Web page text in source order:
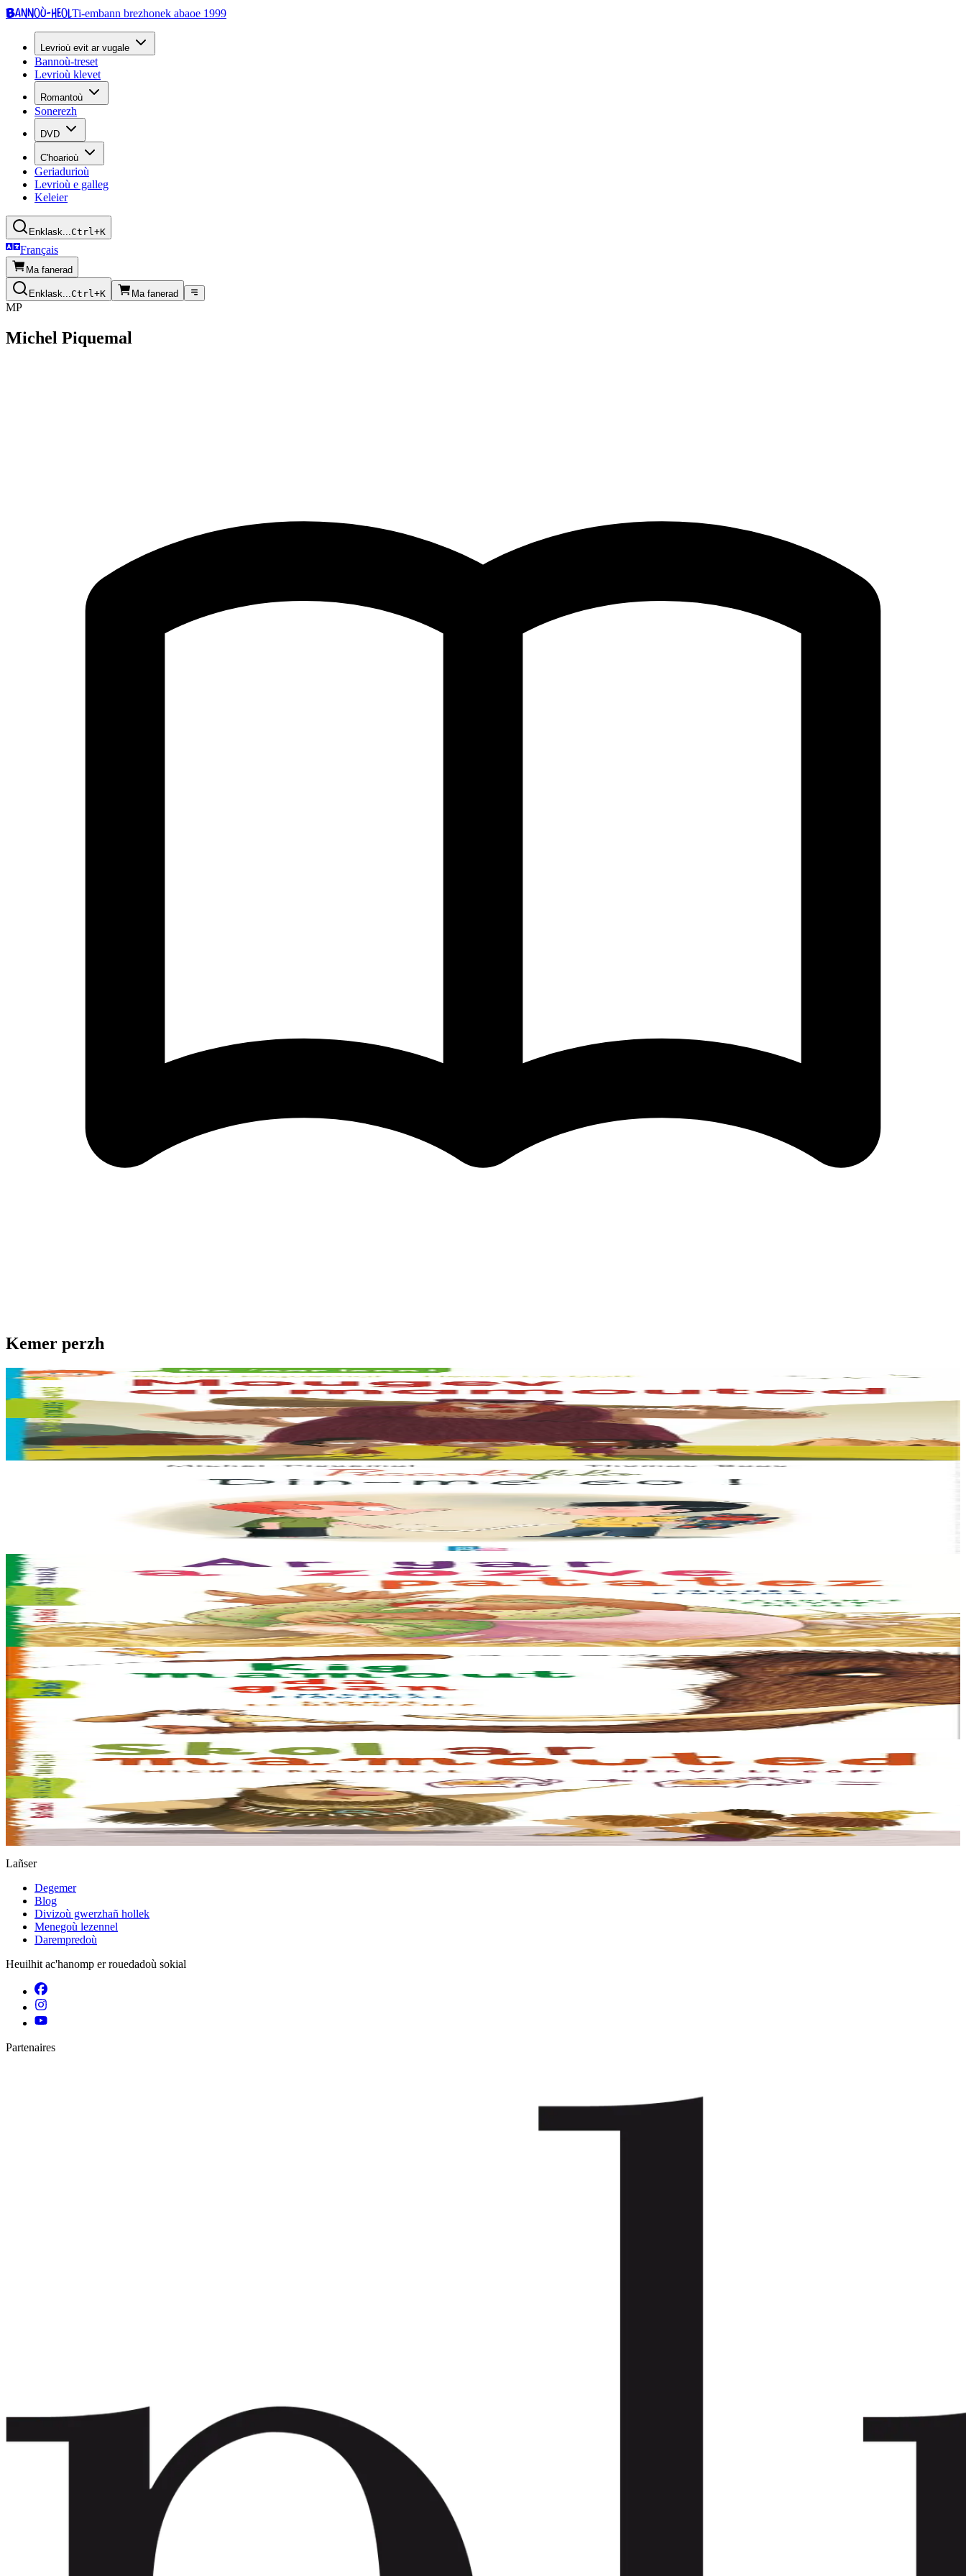
Bannoù-heolTi-embann brezhonek abaoe 1999
Levrioù evit ar vugale
Bannoù-treset
Levrioù klevet
Romantoù
Sonerezh
DVD
C'hoarioù
Geriadurioù
Levrioù e galleg
Keleier
Enklask...Ctrl+K
Français
Ma fanerad
Enklask...Ctrl+K Ma fanerad
MP
Michel Piquemal
Kemer perzh
6 vloaz hag ouzhpenn
Mougev ar mamouted
Abaoe m’eo erruet Ugur, an den drouk ha kriz, e-barzh ar meuriad e ya fall an traoù. An holl o deus aon rak ar mell paotr-se... Spontet eo ar vugale hag an dud...
Er stok6,00 €
Pedet eo Piccolo e ti e gamarad Oscar. Koulskoude ne fell ket da Oscar prestañ e c’hoarielloù dezhañ. Evitañ e-unan e fell dezhañ derc’hel anezho......
6 vloaz hag ouzhpenn
Ar yar a zozve patatez
Petra ober gant ur yar ha ne oar ket dozviñ ? Lazhañ anezhi, ha mat pell zo ! Setu a lavare Yann Gouer, droug ennañ. Hastañ buan kavout an tu… da zozviñ ur vi diouzhtu !...
Er stok5,50 €
6 vloaz hag ouzhpenn
Kig mamout da goan
Ran zo aet skuizh. Skuizh o klevout goapaerezh ar re vras peogwir eo bihan. Trawalc'h ! Neuze en deus graet e soñj : mont da dapout ur mamout. Ur pezh pikol mamout......
Er stok
6 vloaz hag ouzhpenn
Stok diviet
Skol ar mamouted
2 vamout ha 3 mamout a ra… Se a ra 5 mamout. Ran hag e vignoned zo prest da zeskiñ kontañ... met ar mestr-skol ne ra nemet debriñ evel ur pemoc’h a-hed an deiz !...
Stok diviet
Lañser
Degemer
Blog
Divizoù gwerzhañ hollek
Menegoù lezennel
Darempredoù
Heuilhit ac'hanomp er rouedadoù sokial
Partenaires